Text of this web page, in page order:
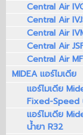
Central Air
Central Air
Central Air
Central Air
Central Air
MIDEA แอร์ไมเดีย
แอร์ไมเดีย
Fixed-Speed
แอร์ไมเดีย
น้ำยา R32